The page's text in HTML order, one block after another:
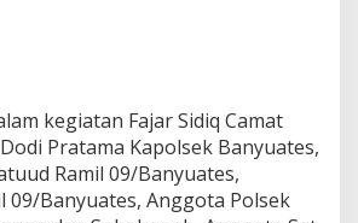
kegiatan Fajar Sidiq Camat
Pratama Kapolsek Banyuates,
Ramil 09/Banyuates,
09/Banyuates, Anggota Polsek